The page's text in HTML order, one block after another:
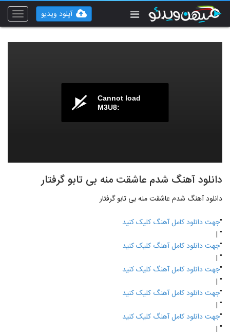
Toggle
آپلود ویدیو
Cannot load
M3U8:
دانلود آهنگ شدم عاشقت منه بی تابو گرفتار
دانلود آهنگ شدم عاشقت منه بی تابو گرفتار
"جهت دانلود کامل آهنگ کلیک کنید
" |
"جهت دانلود کامل آهنگ کلیک کنید
" |
"جهت دانلود کامل آهنگ کلیک کنید
" |
"جهت دانلود کامل آهنگ کلیک کنید
" |
"جهت دانلود کامل آهنگ کلیک کنید
" |